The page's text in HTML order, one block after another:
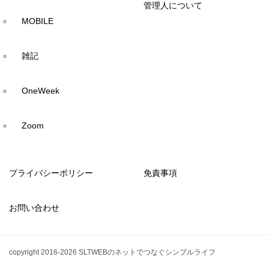
MOBILE
雑記
OneWeek
Zoom
管理人について
プライバシーポリシー 免責事項
お問い合わせ
copyright 2016-2026 SLTWEBのネットでつなぐシンプルライフ